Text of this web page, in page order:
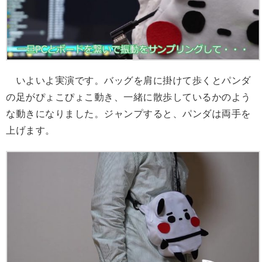
いよいよ実演です。バッグを肩に掛けて歩くとパンダ
の足がぴょこぴょこ動き、一緒に散歩しているかのよう
な動きになりました。ジャンプすると、パンダは両手を
上げます。